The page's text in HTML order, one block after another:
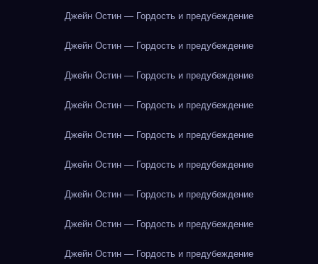
Джейн Остин — Гордость и предубеждение
Джейн Остин — Гордость и предубеждение
Джейн Остин — Гордость и предубеждение
Джейн Остин — Гордость и предубеждение
Джейн Остин — Гордость и предубеждение
Джейн Остин — Гордость и предубеждение
Джейн Остин — Гордость и предубеждение
Джейн Остин — Гордость и предубеждение
Джейн Остин — Гордость и предубеждение